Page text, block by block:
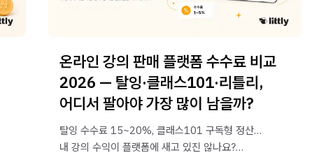
온라인 강의 판매 플랫폼 수수료 비교
2026 — 탈잉·클래스101·리틀리,
어디서 팔아야 가장 많이 남을까?
탈잉 수수료 15~20%, 클래스101 구독형 정산…
내 강의 수익이 플랫폼에 새고 있진 않나요?